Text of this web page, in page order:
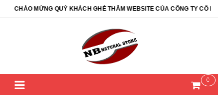
CHÀO MỪNG QUÝ KHÁCH GHÉ THĂM WEBSITE CỦA CÔNG TY CỔ
0